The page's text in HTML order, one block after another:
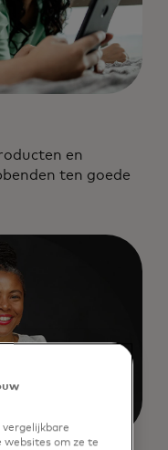
en
ten goede
vergelijkbare
websites om ze te